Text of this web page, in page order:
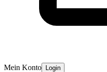
Mein Konto Login